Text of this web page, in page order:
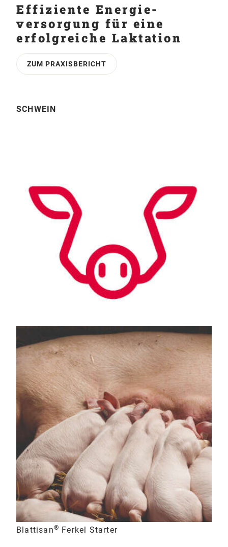
Effiziente Energie­
versorgung für eine
erfolgreiche Laktation
ZUM PRAXISBERICHT
SCHWEIN
Blattisan® Ferkel Starter